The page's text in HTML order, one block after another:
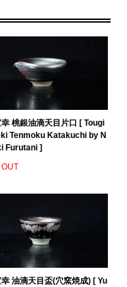
桃銀油滴天目片口 [ Tougi
Tenmoku Katakuchi by N
Furutani ]
油滴天目盃(穴窯焼成) [ Yu